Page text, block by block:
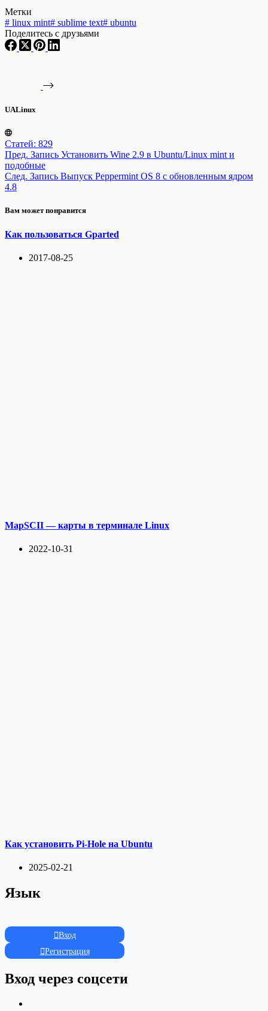
Метки
# linux mint# sublime text# ubuntu
Поделитесь с друзьями
UALinux
Статей: 829
Пред. Запись Установить Wine 2.9 в Ubuntu/Linux mint и
подобные
След. Запись Выпуск Peppermint OS 8 с обновленным ядром
4.8
Вам может понравится
Как пользоваться Gparted
2017-08-25
MapSCII — карты в терминале Linux
2022-10-31
Как установить Pi-Hole на Ubuntu
2025-02-21
Язык
Вход
Регистрация
Вход через соцсети